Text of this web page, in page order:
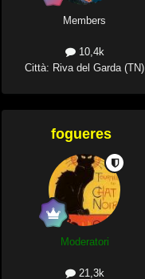
Members
10,4k
Città: Riva del Garda (TN)
fogueres
Moderatori
21,3k